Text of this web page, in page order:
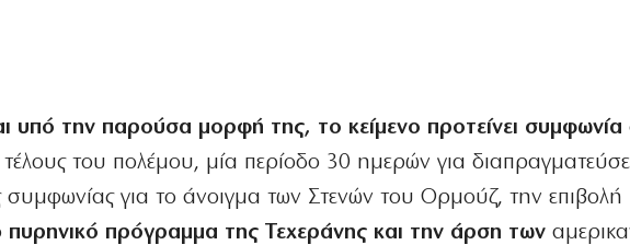
υπό την παρούσα μορφή της, το κείμενο προτείνει συμφωνία
του πολέμου, μία περίοδο 30 ημερών για
συμφωνίας για το άνοιγμα των Στενών του Ορμούζ, την επιβολή
πυρηνικό πρόγραμμα της Τεχεράνης και την άρση των